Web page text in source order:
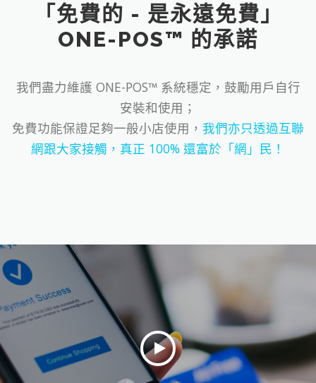
「免費的 - 是永遠免費」
ONE-POS™ 的承諾
我們盡力維護 ONE-POS™ 系統穩定，鼓勵用戶自行
安裝和使用；
免費功能保證足夠一般小店使用， 我們亦只透過互聯
網跟大家接觸，真正 100% 還富於「網」民！